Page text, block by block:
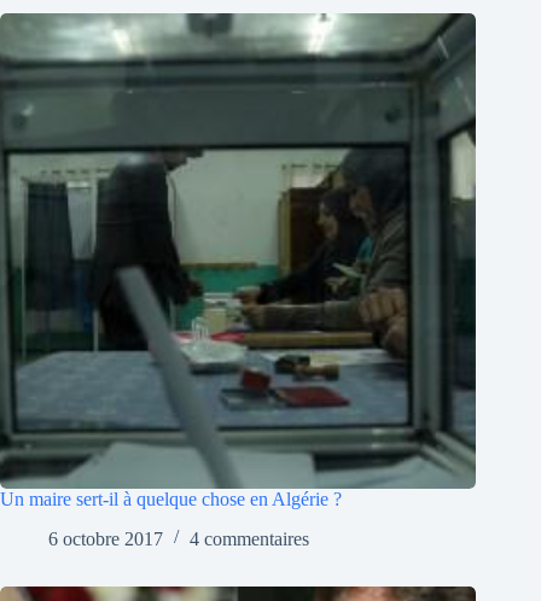
Un maire sert-il à quelque chose en Algérie ?
6 octobre 2017
4 commentaires